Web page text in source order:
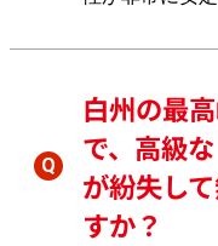
ルまで、おた
白州の最
で、高級
が紛失し
すか？